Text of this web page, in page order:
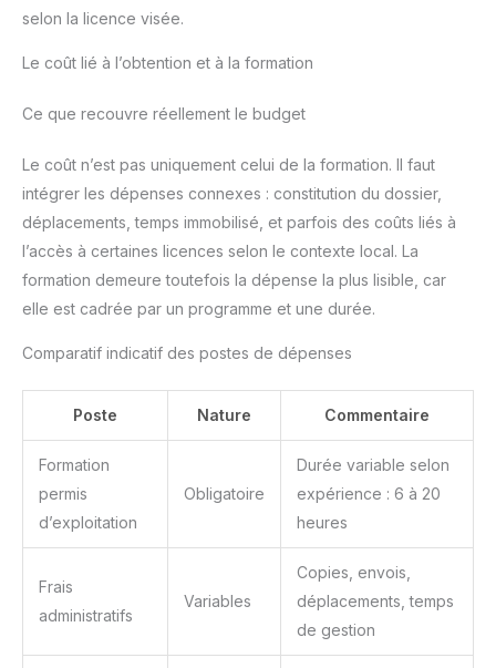
selon la licence visée.
Le coût lié à l’obtention et à la formation
Ce que recouvre réellement le budget
Le coût n’est pas uniquement celui de la formation. Il faut
intégrer les dépenses connexes : constitution du dossier,
déplacements, temps immobilisé, et parfois des coûts liés à
l’accès à certaines licences selon le contexte local. La
formation demeure toutefois la dépense la plus lisible, car
elle est cadrée par un programme et une durée.
Comparatif indicatif des postes de dépenses
Poste Nature Commentaire
Formation
permis
d’exploitation
Obligatoire
Durée variable selon
expérience : 6 à 20
heures
Frais
administratifs
Variables
Copies, envois,
déplacements, temps
de gestion